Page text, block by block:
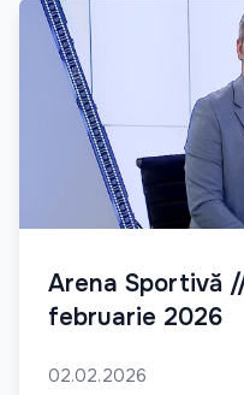
Arena Sportivă
februarie 2026
02.02.2026